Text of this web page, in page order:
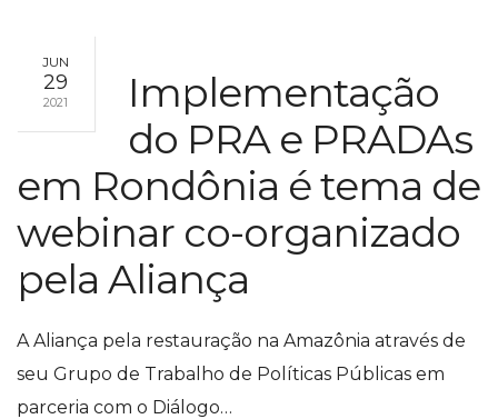
JUN
29
2021
Implementação
do PRA e PRADAs
em Rondônia é tema de
webinar co-organizado
pela Aliança
A Aliança pela restauração na Amazônia através de
seu Grupo de Trabalho de Políticas Públicas em
parceria com o Diálogo…